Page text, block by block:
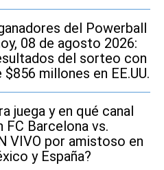
del Powerball
08 de agosto 2026:
del sorteo con
millones en EE.UU.
juega y en qué canal
FC Barcelona vs.
VIVO por amistoso en
y España?